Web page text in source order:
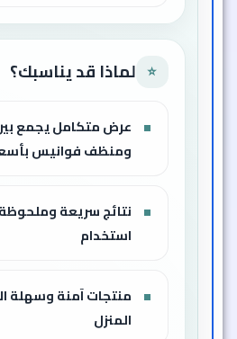
⭐ لماذا قد يناسبك؟
عرض متكامل يجمع
ومنظف فوانيس
نتائج سريعة
استخدام
منتجات آمنة وسهلة
المنزل